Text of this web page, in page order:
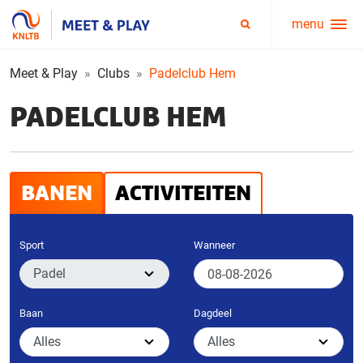
Service
menu
menu
Meet & Play Clubs Padelclub Hem
PADELCLUB HEM
BANEN ACTIVITEITEN
Sport Wanneer
Baan Dagdeel